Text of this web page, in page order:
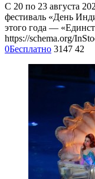
С 20 по 23 августа
фестиваль «День
этого года —
https://schema.org/
0Бесплатно 3147 42